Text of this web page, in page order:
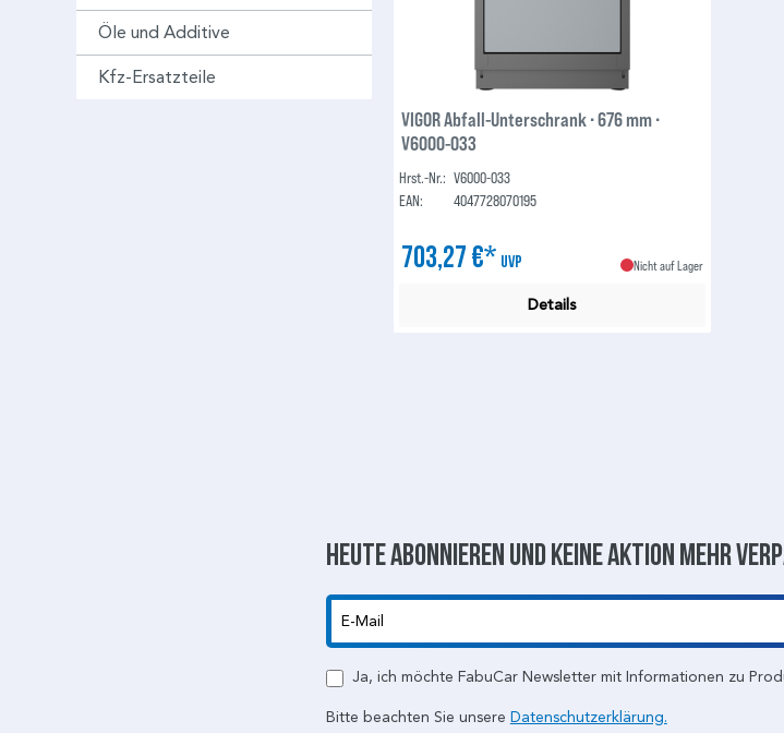
Öle und Additive
Kfz-Ersatzteile
VIGOR Abfall-Unterschrank ∙ 676 mm ∙
V6000-033
Hrst.-Nr.: V6000-033
EAN:
4047728070195
703,27 €* UVP Nicht auf Lager
Details
Heute abonnieren und keine aktion mehr
Ja, ich möchte FabuCar Newsletter mit Informationen zu
Bitte beachten Sie unsere Datenschutzerklärung.